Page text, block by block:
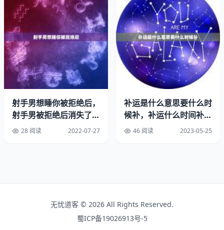
乾陵一个埋葬*女皇帝武则天的墓，它历史悠久，走进乾陵
会让你有一种置身历史源泉的感觉。乾陵位于陕西咸阳市乾
县城北6公里的梁山上，陵区仿京师长安城建制。乾陵修建
于公元年，经过23年的时间，工程才基本完工。气势雄伟
壮观。
梁山是圆锥形石灰岩山体，共有三峰，北峰，海拔.9米，乾
司，故而这两峰取名叫乾陵“”。武则天陵墓开棺现场。
1、无字碑
乾陵，位于陕西咸阳市乾县城北6公里的梁山上，是唐高宗
射手男想睡你被拒绝后，
射手男被拒绝后消失了，
他怎么了？是不是生我气
28 阅读 2022-07-27
补运是什么意思要什么时
候补，补运什么时间补最
好 46 阅读 2023-05-25
无忧道客 © 2026 All Rights Reserved.
蜀ICP备19026913号-5